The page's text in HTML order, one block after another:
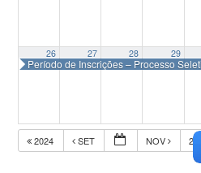
26
Período de Inscrições – Processo
27 28 29
2024 SET NOV